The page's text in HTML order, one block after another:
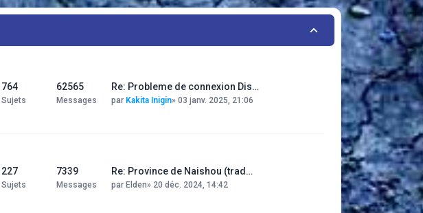
764
Sujets
62565
Messages
Re: Probleme de connexion Dis…
par Kakita Inigin» 03 janv. 2025, 21:06
227
Sujets
7339
Messages
Re: Province de Naishou (trad…
par Elden» 20 déc. 2024, 14:42